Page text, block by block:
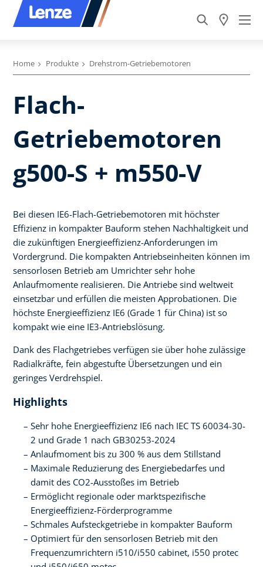
Home Produkte Drehstrom-Getriebemotoren
Flach-
Getriebemotoren
g500-S + m550-V
Bei diesen IE6-Flach-Getriebemotoren mit höchster
Effizienz in kompakter Bauform stehen Nachhaltigkeit und
die zukünftigen Energieeffizienz-Anforderungen im
Vordergrund. Die kompakten Antriebseinheiten können im
sensorlosen Betrieb am Umrichter sehr hohe
Anlaufmomente realisieren. Die Antriebe sind weltweit
einsetzbar und erfüllen die meisten Approbationen. Die
höchste Energieeffizienz IE6 (Grade 1 für China) ist so
kompakt wie eine IE3-Antriebslösung.
Dank des Flachgetriebes verfügen sie über hohe zulässige
Radialkräfte, fein abgestufte Übersetzungen und ein
geringes Verdrehspiel.
Highlights
Sehr hohe Energieeffizienz IE6 nach IEC TS 60034-30-
2 und Grade 1 nach GB30253-2024
Anlaufmoment bis zu 300 % aus dem Stillstand
Maximale Reduzierung des Energiebedarfes und
damit des CO2-Ausstoßes im Betrieb
Ermöglicht regionale oder marktspezifische
Energieeffizienz-Förderprogramme
Schmales Aufsteckgetriebe in kompakter Bauform
Optimiert für den sensorlosen Betrieb mit den
Frequenzumrichtern i510/i550 cabinet, i550 protec